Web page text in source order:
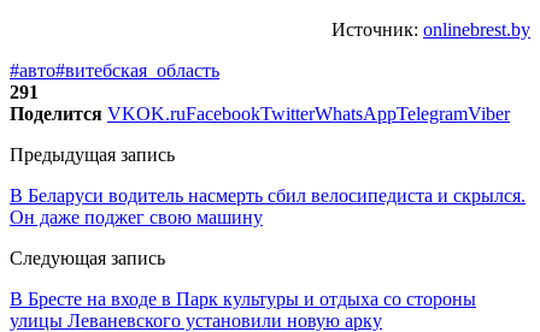
Источник: onlinebrest.by
#авто#витебская_область
291
Поделится VKOK.ruFacebookTwitterWhatsAppTelegramViber
Предыдущая запись
В Беларуси водитель насмерть сбил велосипедиста и скрылся.
Он даже поджег свою машину
Следующая запись
В Бресте на входе в Парк культуры и отдыха со стороны
улицы Леваневского установили новую арку